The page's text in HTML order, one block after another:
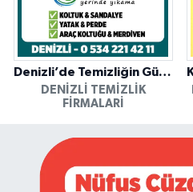
Denizli’de Temizliğin Güvenilir Adresi: Özkan Yerinde Yıkama
DENIZLI TEMIZLIK
FIRMALARI